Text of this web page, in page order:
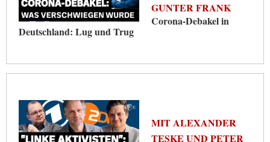
GUNTER FRANK
Corona‑Debakel in
Deutschland: Lug und Trug
MIT ALEXANDER
TESKE UND PETER